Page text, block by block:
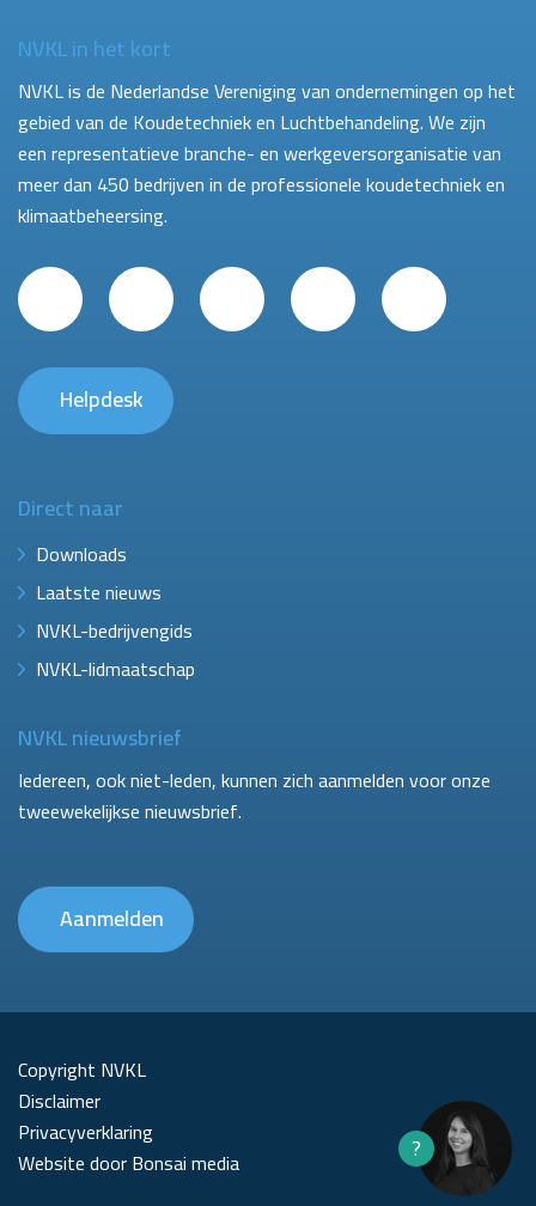
NVKL in het kort
NVKL is de Nederlandse Vereniging van ondernemingen op het
gebied van de Koudetechniek en Luchtbehandeling. We zijn
een representatieve branche- en werkgeversorganisatie van
meer dan 450 bedrijven in de professionele koudetechniek en
klimaatbeheersing.
Helpdesk
Direct naar
Downloads
Laatste nieuws
NVKL-bedrijvengids
NVKL-lidmaatschap
NVKL nieuwsbrief
Iedereen, ook niet-leden, kunnen zich aanmelden voor onze
tweewekelijkse nieuwsbrief.
Aanmelden
Copyright NVKL
Disclaimer
Privacyverklaring
Website door Bonsai media
?